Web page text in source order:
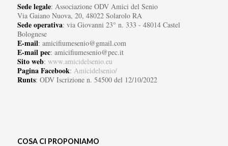
Sede legale: Associazione ODV Amici del Senio
Via Gaiano Nuova, 20, 48022 Solarolo RA
Sede operativa: via Giovanni 23° n. 333 - 48014 Castel
Bolognese
E-mail: amicifiumesenio@gmail.com
E-mail pec: amicifiumesenio@pec.it
Sito web: www.amicidelsenio.eu
Pagina Facebook: Amicidelsenio/
Runts: ODV Iscrizione n. 54500 del 12/10/2022
COSA CI PROPONIAMO